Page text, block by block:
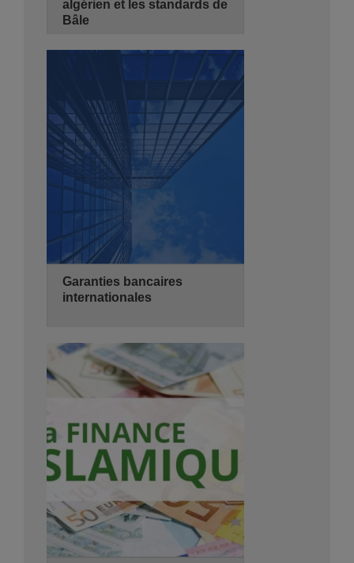
algérien et les standards de
Bâle
08/11/2026
de 08:30 - 14:00
Hyatt Regency Algiers
Se Pré-inscrire Détails
Garanties bancaires
internationales
08/11/2026
3 jours
de 08:30 - 14:00
Hyatt Regency Algiers
Se Pré-inscrire Détails